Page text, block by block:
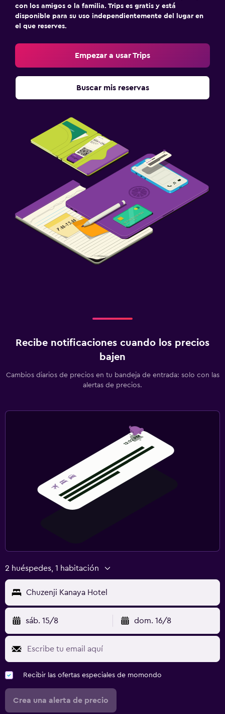
con los amigos o la familia. Trips es gratis y está
disponible para su uso independientemente del lugar en
el que reserves.
Empezar a usar Trips
Buscar mis reservas
Recibe notificaciones cuando los precios
bajen
Cambios diarios de precios en tu bandeja de entrada: solo con las
alertas de precios.
2 huéspedes, 1 habitación
Chuzenji Kanaya Hotel
sáb. 15/8 dom. 16/8
Recibir las ofertas especiales de momondo
Crea una alerta de precio